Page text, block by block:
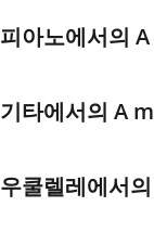
한국어
हिन्दी
Italiano
피아노에서의
기타에서의 A
우쿨렐레에서